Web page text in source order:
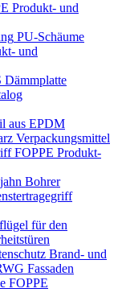
Produkt- und
PU-Schäume
und
Dämmplatte
aus EPDM
Verpackungsmittel
FOPPE Produkt-
Bohrer
für den
Brand- und
Fassaden
FOPPE